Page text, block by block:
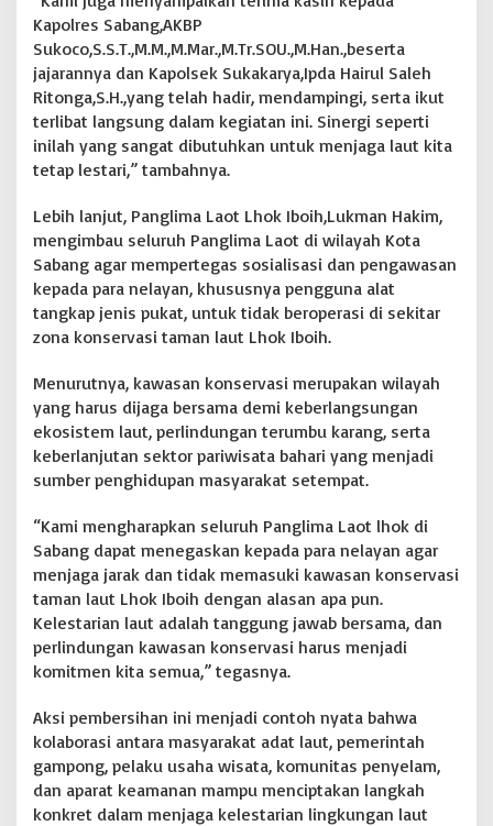
Kapolres Sabang,AKBP
Sukoco,S.S.T.,M.M.,M.Mar.,M.Tr.SOU.,M.Han.,beserta
jajarannya dan Kapolsek Sukakarya,Ipda Hairul Saleh
Ritonga,S.H.,yang telah hadir, mendampingi, serta ikut
terlibat langsung dalam kegiatan ini. Sinergi seperti
inilah yang sangat dibutuhkan untuk menjaga laut kita
tetap lestari,” tambahnya.
Lebih lanjut, Panglima Laot Lhok Iboih,Lukman Hakim,
mengimbau seluruh Panglima Laot di wilayah Kota
Sabang agar mempertegas sosialisasi dan pengawasan
kepada para nelayan, khususnya pengguna alat
tangkap jenis pukat, untuk tidak beroperasi di sekitar
zona konservasi taman laut Lhok Iboih.
Menurutnya, kawasan konservasi merupakan wilayah
yang harus dijaga bersama demi keberlangsungan
ekosistem laut, perlindungan terumbu karang, serta
keberlanjutan sektor pariwisata bahari yang menjadi
sumber penghidupan masyarakat setempat.
“Kami mengharapkan seluruh Panglima Laot lhok di
Sabang dapat menegaskan kepada para nelayan agar
menjaga jarak dan tidak memasuki kawasan konservasi
taman laut Lhok Iboih dengan alasan apa pun.
Kelestarian laut adalah tanggung jawab bersama, dan
perlindungan kawasan konservasi harus menjadi
komitmen kita semua,” tegasnya.
Aksi pembersihan ini menjadi contoh nyata bahwa
kolaborasi antara masyarakat adat laut, pemerintah
gampong, pelaku usaha wisata, komunitas penyelam,
dan aparat keamanan mampu menciptakan langkah
konkret dalam menjaga kelestarian lingkungan laut